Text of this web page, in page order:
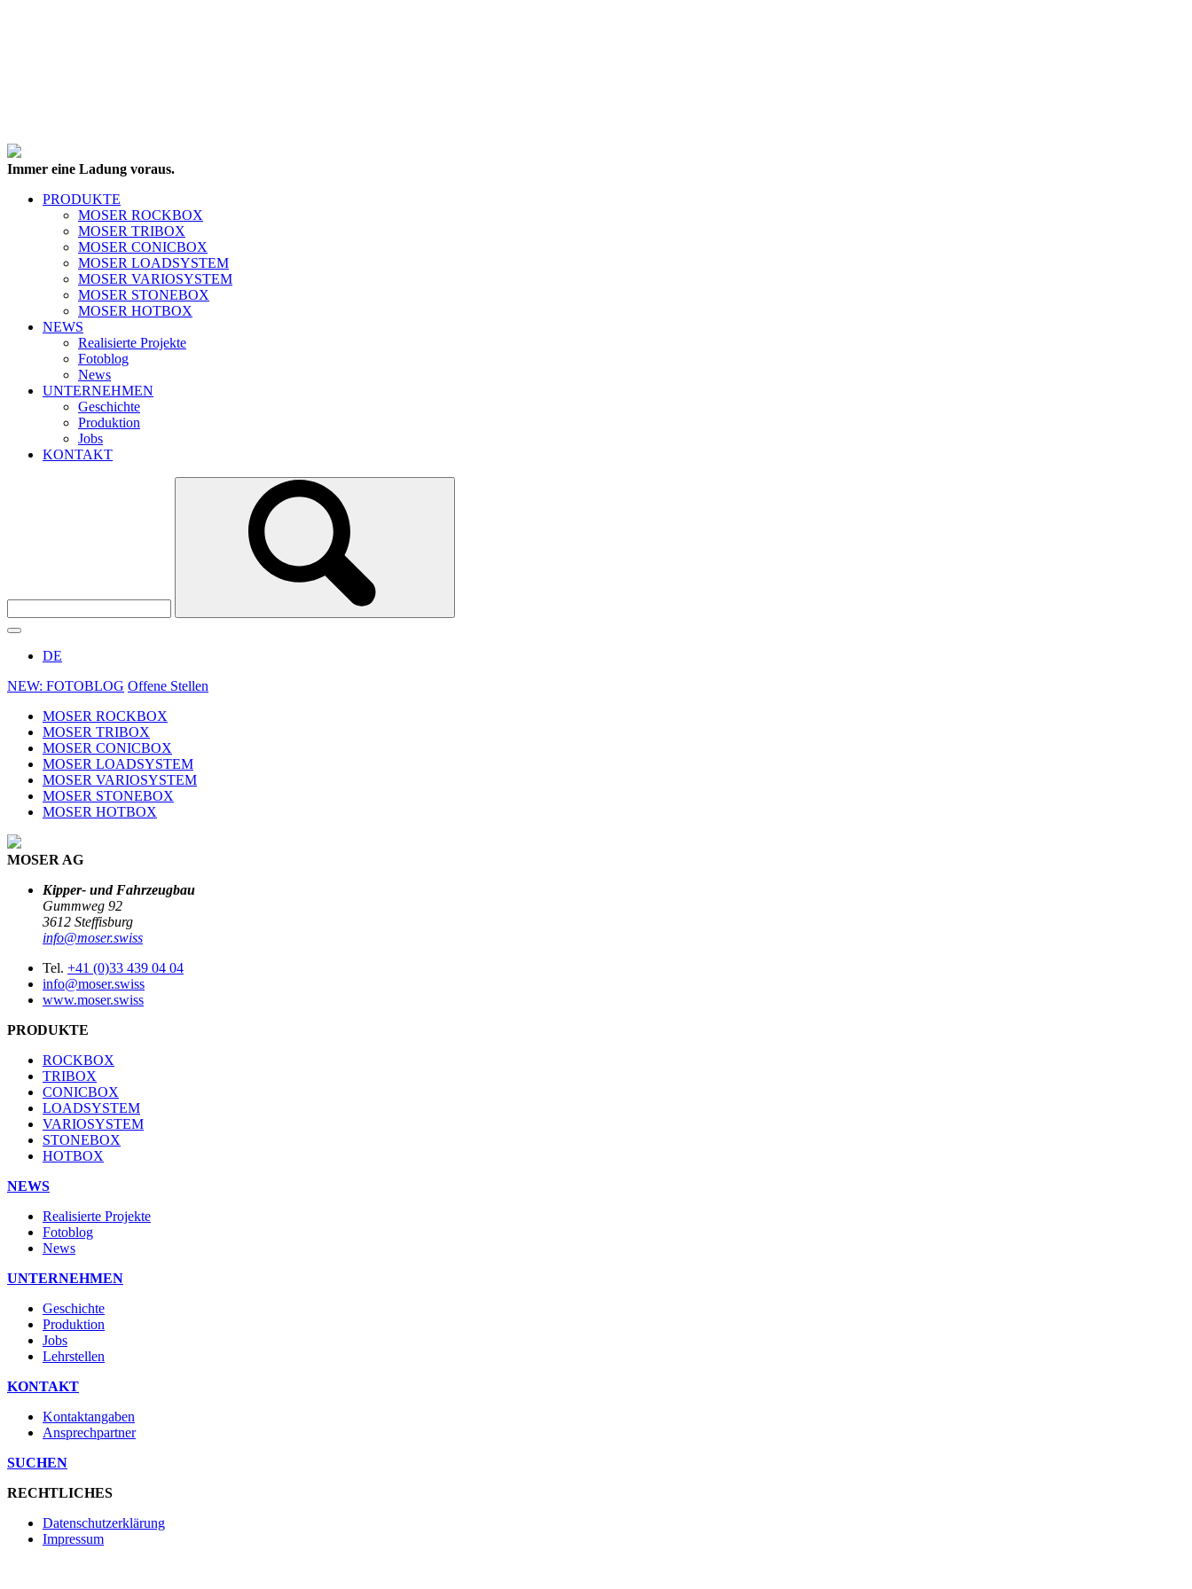
Immer eine Ladung voraus.
PRODUKTE
MOSER ROCKBOX
MOSER TRIBOX
MOSER CONICBOX
MOSER LOADSYSTEM
MOSER VARIOSYSTEM
MOSER STONEBOX
MOSER HOTBOX
NEWS
Realisierte Projekte
Fotoblog
News
UNTERNEHMEN
Geschichte
Produktion
Jobs
KONTAKT
DE
NEW: FOTOBLOG Offene Stellen
MOSER ROCKBOX
MOSER TRIBOX
MOSER CONICBOX
MOSER LOADSYSTEM
MOSER VARIOSYSTEM
MOSER STONEBOX
MOSER HOTBOX
MOSER AG
Kipper- und Fahrzeugbau
Gummweg 92
3612 Steffisburg
info@moser.swiss
Tel. +41 (0)33 439 04 04
info@moser.swiss
www.moser.swiss
PRODUKTE
ROCKBOX
TRIBOX
CONICBOX
LOADSYSTEM
VARIOSYSTEM
STONEBOX
HOTBOX
NEWS
Realisierte Projekte
Fotoblog
News
UNTERNEHMEN
Geschichte
Produktion
Jobs
Lehrstellen
KONTAKT
Kontaktangaben
Ansprechpartner
SUCHEN
RECHTLICHES
Datenschutzerklärung
Impressum